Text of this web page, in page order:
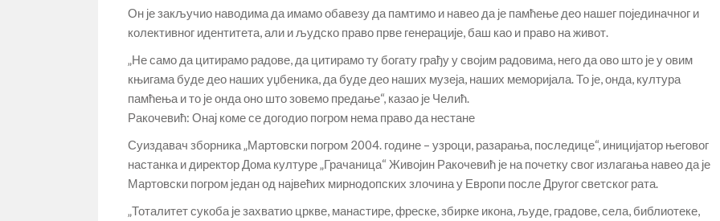
Он је закључио наводима да имамо обавезу да памтимо и навео да је памћење део нашег појединачног и
колективног идентитета, али и људско право прве генерације, баш као и право на живот.
„Не само да цитирамо радове, да цитирамо ту богату грађу у својим радовима, него да ово што је у овим
књигама буде део наших уџбеника, да буде део наших музеја, наших меморијала. То је, онда, култура
памћења и то је онда оно што зовемо предање“, казао је Челић.
Ракочевић: Онај коме се догодио погром нема право да нестане
Суиздавач зборника „Мартовски погром 2004. године – узроци, разарања, последице“, иницијатор његовог
настанка и директор Дома културе „Грачаница“ Живојин Ракочевић је на почетку свог излагања навео да је
Мартовски погром један од највећих мирнодопских злочина у Европи после Другог светског рата.
„Тоталитет сукоба је захватио цркве, манастире, фреске, збирке икона, људе, градове, села, библиотеке,